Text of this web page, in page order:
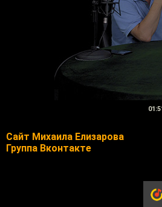
Сайт Михаила Елизарова
Группа Вконтакте